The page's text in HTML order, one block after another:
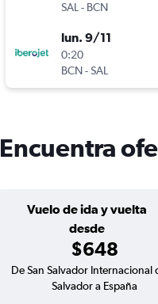
SAL- BCN
lun. 9/11
0:20
BCN-SAL
Encuentra
Vuelo de ida y vuelta
desde
$648
De San Salvador Internacional
Salvador a España